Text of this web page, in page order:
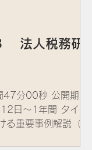
法人税務研
分00秒 公開期
日～1年間 タイト
る重要事例解説（後